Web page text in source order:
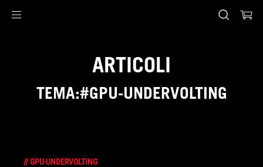
ARTICOLI
TEMA:#GPU-UNDERVOLTING
//GPU-UNDERVOLTING